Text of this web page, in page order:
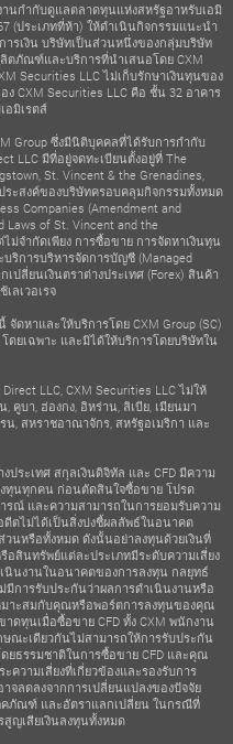
นกำกับดูแลตลาดทุนแห่งสหรัฐอาหรับเอมิ
(ประเภทที่ห้า) ให้ดำเนินกิจกรรมแนะนำ
ารเงิน บริษัทเป็นส่วนหนึ่งของกลุ่มบริษัท
ตภัณฑ์และบริการที่นำเสนอโดย CXM
Securities LLC ไม่เก็บรักษาเงินทุนของ
CXM Securities LLC คือ ชั้น 32 อาคาร
อมิเรตส์
Group ซึ่งมีนิติบุคคลที่ได้รับการกำกับ
LLC มีที่อยู่จดทะเบียนตั้งอยู่ที่ The
St. Vincent & the Grenadines,
ระสงค์ของบริษัทครอบคลุมกิจกรรมทั้งหมด
Companies (Amendment and
Laws of St. Vincent and the
ม่จำกัดเพียง การซื้อขาย การจัดหาเงินทุน
ริการบริหารจัดการบัญชี (Managed
ปลี่ยนเงินตราต่างประเทศ (Forex) สินค้า
ลเวอเรจ
หาและให้บริการโดย CXM Group (SC)
ดยเฉพาะ และมิได้ให้บริการโดยบริษัทใน
LLC, CXM Securities LLC ไม่ให้
คูบา, ฮ่องกง, อิหร่าน, ลิเบีย, เมียนมา
น, สหราชอาณาจักร, สหรัฐอเมริกา และ
ประเทศ สกุลเงินดิจิทัล และ CFD มีความ
งทุนทุกคน ก่อนตัดสินใจซื้อขาย โปรด
ณ์ และความสามารถในการยอมรับความ
ตไม่ได้เป็นสิ่งบ่งชี้ผลลัพธ์ในอนาคต
วนหรือทั้งหมด ดังนั้นอย่าลงทุนด้วยเงินที่
สินทรัพย์แต่ละประเภทมีระดับความเสี่ยง
นินงานในอนาคตของการลงทุน กลยุทธ์
การรับประกันว่าผลการดำเนินงานหรือ
มาะสมกับคุณหรือพอร์ตการลงทุนของคุณ
ดทุนเมื่อซื้อขาย CFD ทั้ง CXM พนักงาน
ณะเดียวกันไม่สามารถให้การรับประกัน
ยธรรมชาติในการซื้อขาย CFD และคุณ
ความเสี่ยงที่เกี่ยวข้องและรองรับการ
ลดลงจากการเปลี่ยนแปลงของปัจจัย
คภัณฑ์ และอัตราแลกเปลี่ยน ในกรณีที่
ญเสียเงินลงทุนทั้งหมด